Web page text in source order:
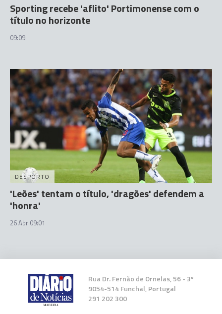
Sporting recebe 'aflito' Portimonense com o
título no horizonte
09:09
DESPORTO
'Leões' tentam o título, 'dragões' defendem a
'honra'
26 Abr 09:01
Rua Dr. Fernão de Ornelas, 56 - 3º
9054-514 Funchal, Portugal
291 202 300